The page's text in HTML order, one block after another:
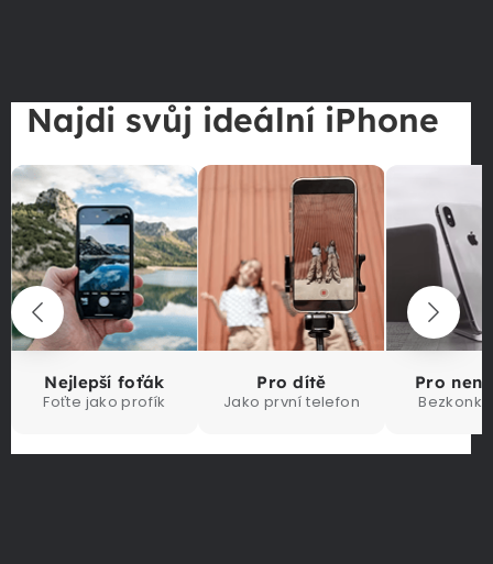
Najdi svůj ideální iPhone
Nejlepší foťák
Foťte jako profík
Pro dítě
Jako první telefon
Pro